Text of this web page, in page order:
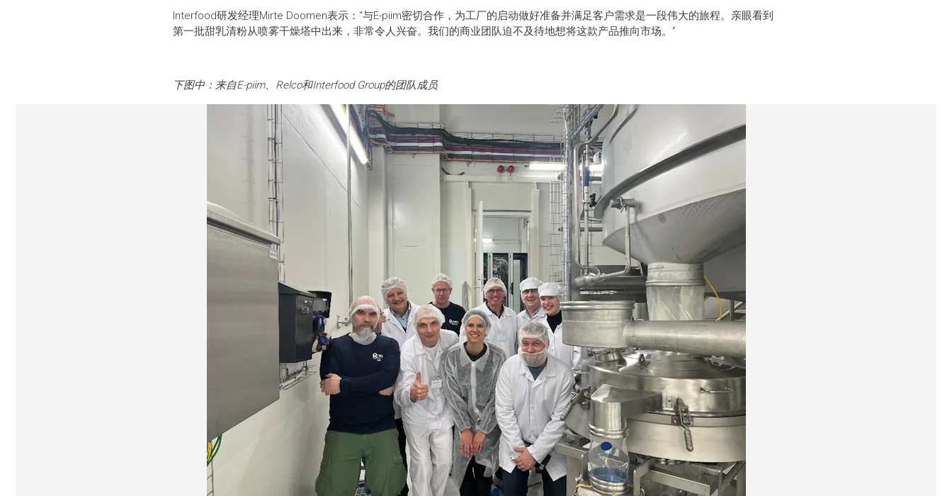
Interfood研发经理Mirte Doomen表示：“与E-piim密切合作，为工厂的启动做好准备并满足客户需求是一段伟大的旅程。亲眼看到
第一批甜乳清粉从喷雾干燥塔中出来，非常令人兴奋。我们的商业团队迫不及待地想将这款产品推向市场。”
下图中：来自E-piim、Relco和Interfood Group的团队成员